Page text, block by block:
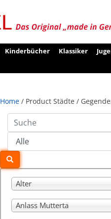
Kinderbücher Klassiker
Home / Product Städte /
Alter
Anlass Mutterta